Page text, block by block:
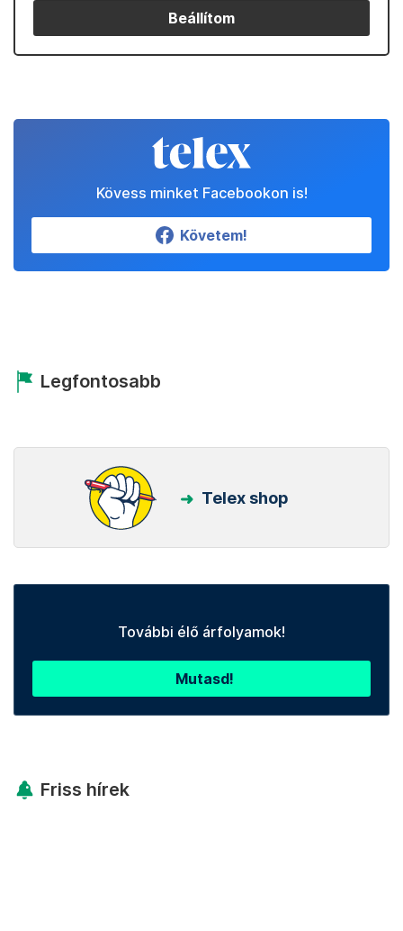
Beállítom
Kövess minket Facebookon is!
Követem!
Legfontosabb
Telex shop
További élő árfolyamok!
Mutasd!
Friss hírek